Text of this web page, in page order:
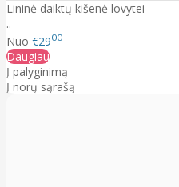
Lininė daiktų kišenė lovytei
..
Nuo €2900
Daugiau
Į palyginimą
Į norų sąrašą